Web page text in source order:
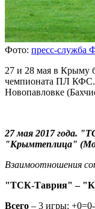
Фото: пресс-служба
27 и 28 мая в Крыму
чемпионата ПЛ
Новопавловке
27 мая 2017 года.
"Крымтеплица"
Взаимоотношения
"ТСК-Таврия" –
Всего – 3 игры: